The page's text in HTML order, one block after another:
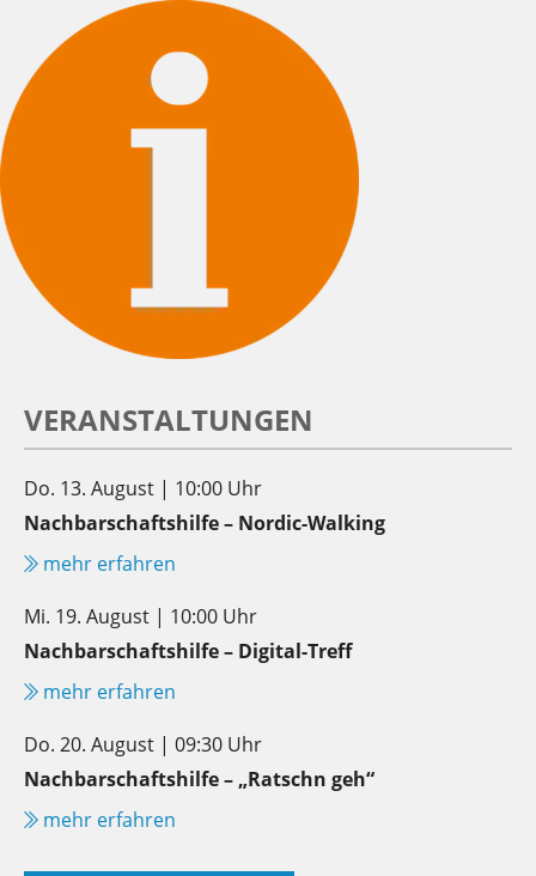
VERANSTALTUNGEN
Do. 13. August | 10:00 Uhr
Nachbarschaftshilfe – Nordic-Walking
mehr erfahren
Mi. 19. August | 10:00 Uhr
Nachbarschaftshilfe – Digital-Treff
mehr erfahren
Do. 20. August | 09:30 Uhr
Nachbarschaftshilfe – „Ratschn geh“
mehr erfahren